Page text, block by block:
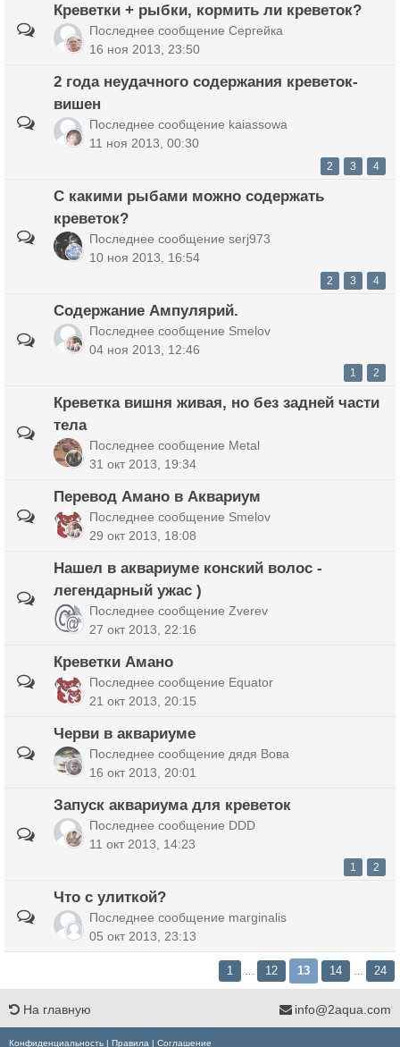
Креветки + рыбки, кормить ли креветок?
Последнее сообщение Сергейка
16 ноя 2013, 23:50
2 года неудачного содержания креветок-
вишен
Последнее сообщение kaiassowa
11 ноя 2013, 00:30
2 3 4
С какими рыбами можно содержать
креветок?
Последнее сообщение serj973
10 ноя 2013, 16:54
2 3 4
Содержание Ампулярий.
Последнее сообщение Smelov
04 ноя 2013, 12:46
1 2
Креветка вишня живая, но без задней части
тела
Последнее сообщение Metal
31 окт 2013, 19:34
Перевод Амано в Аквариум
Последнее сообщение Smelov
29 окт 2013, 18:08
Нашел в аквариуме конский волос -
легендарный ужас )
Последнее сообщение Zverev
27 окт 2013, 22:16
Креветки Амано
Последнее сообщение Equator
21 окт 2013, 20:15
Черви в аквариуме
Последнее сообщение дядя Вова
16 окт 2013, 20:01
Запуск аквариума для креветок
Последнее сообщение DDD
11 окт 2013, 14:23
1 2
Что с улиткой?
Последнее сообщение marginalis
05 окт 2013, 23:13
1 12 13 14 24
На главную info@2aqua.com
Конфиденциальность | Правила | Соглашение